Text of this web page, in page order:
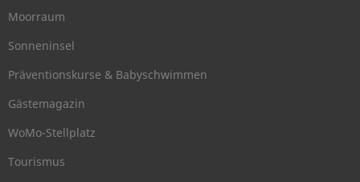
Moorraum
Sonneninsel
Präventionskurse & Babyschwimmen
Gästemagazin
WoMo-Stellplatz
Tourismus